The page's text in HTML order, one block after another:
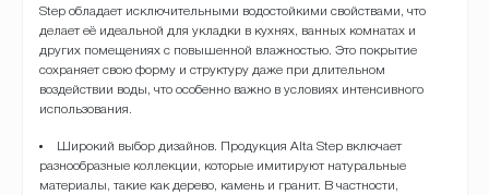
Step обладает исключительными водостойкими свойствами, что
делает её идеальной для укладки в кухнях, ванных комнатах и
других помещениях с повышенной влажностью. Это покрытие
сохраняет свою форму и структуру даже при длительном
воздействии воды, что особенно важно в условиях интенсивного
использования.
Широкий выбор дизайнов. Продукция Alta Step включает
разнообразные коллекции, которые имитируют натуральные
материалы, такие как дерево, камень и гранит. В частности,